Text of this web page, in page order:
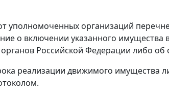
уполномоченных организаций
о включении указанного имущества
Российской Федерации либо об
реализации движимого имущества